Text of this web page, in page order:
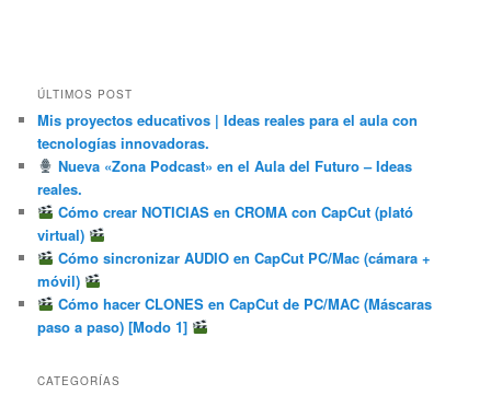
ÚLTIMOS POST
Mis proyectos educativos | Ideas reales para el aula con
tecnologías innovadoras.
Nueva «Zona Podcast» en el Aula del Futuro – Ideas
reales.
Cómo crear NOTICIAS en CROMA con CapCut (plató
virtual)
Cómo sincronizar AUDIO en CapCut PC/Mac (cámara +
móvil)
Cómo hacer CLONES en CapCut de PC/MAC (Máscaras
paso a paso) [Modo 1]
CATEGORÍAS